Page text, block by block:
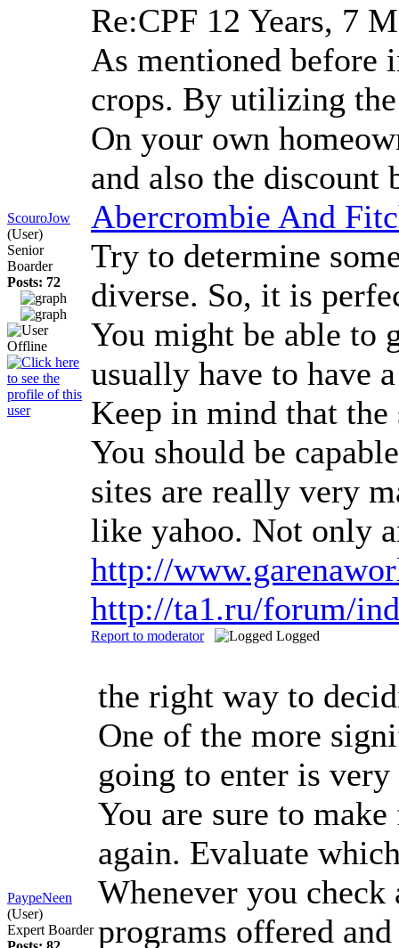
ScouroJow
(User)
Senior
Boarder
Posts: 72
Re:CPF 12 Years, 7
As mentioned before
crops. By utilizing
On your own
and also the
Abercrombie And
Try to determine
diverse. So, it is
You might be able to
usually have to have
Keep in mind that
You should be
sites are really very
like yahoo. Not only
http://
http://ta1.ru/forum/
Report to moderator Logged
PaypeNeen
(User)
Expert Boarder
the right way to
One of the more
going to enter is
You are sure to
again. Evaluate
Whenever you
programs offered